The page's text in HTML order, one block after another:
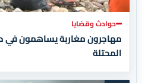
حوادث وقضايا
مهاجرون مغاربة يساهمون
المحتلة